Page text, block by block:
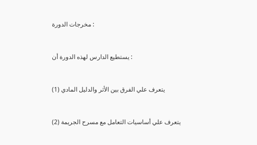
مخرجات الدورة :
يستطيع الدارس لهذه الدورة أن :
(1) يتعرف علي الفرق بين الأثر والدليل المادي
(2) يتعرف علي أساسيات التعامل مع مسرح الجريمة